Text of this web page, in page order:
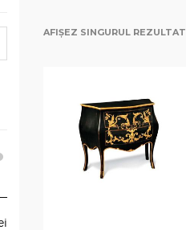
AFIȘEZ SINGURUL REZULTAT
minim
maxim
—